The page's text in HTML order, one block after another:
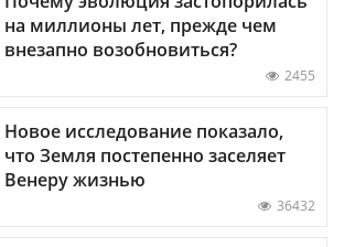
на миллионы лет, прежде чем
внезапно возобновиться?
2455
Новое исследование показало,
что Земля постепенно заселяет
Венеру жизнью
36432